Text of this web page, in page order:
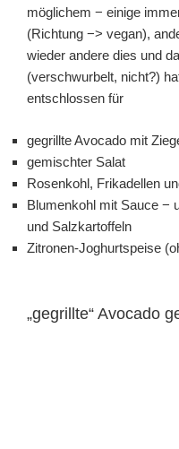
möglichem − einige
(Richtung −> vegan),
wieder andere dies und
(verschwurbelt, nicht?)
entschlossen für
gegrillte Avocado mit
gemischter Salat
Rosenkohl, Frikadellen
Blumenkohl mit Sauce −
und Salzkartoffeln
Zitronen-Joghurtspeise
„gegrillte“ Avocado